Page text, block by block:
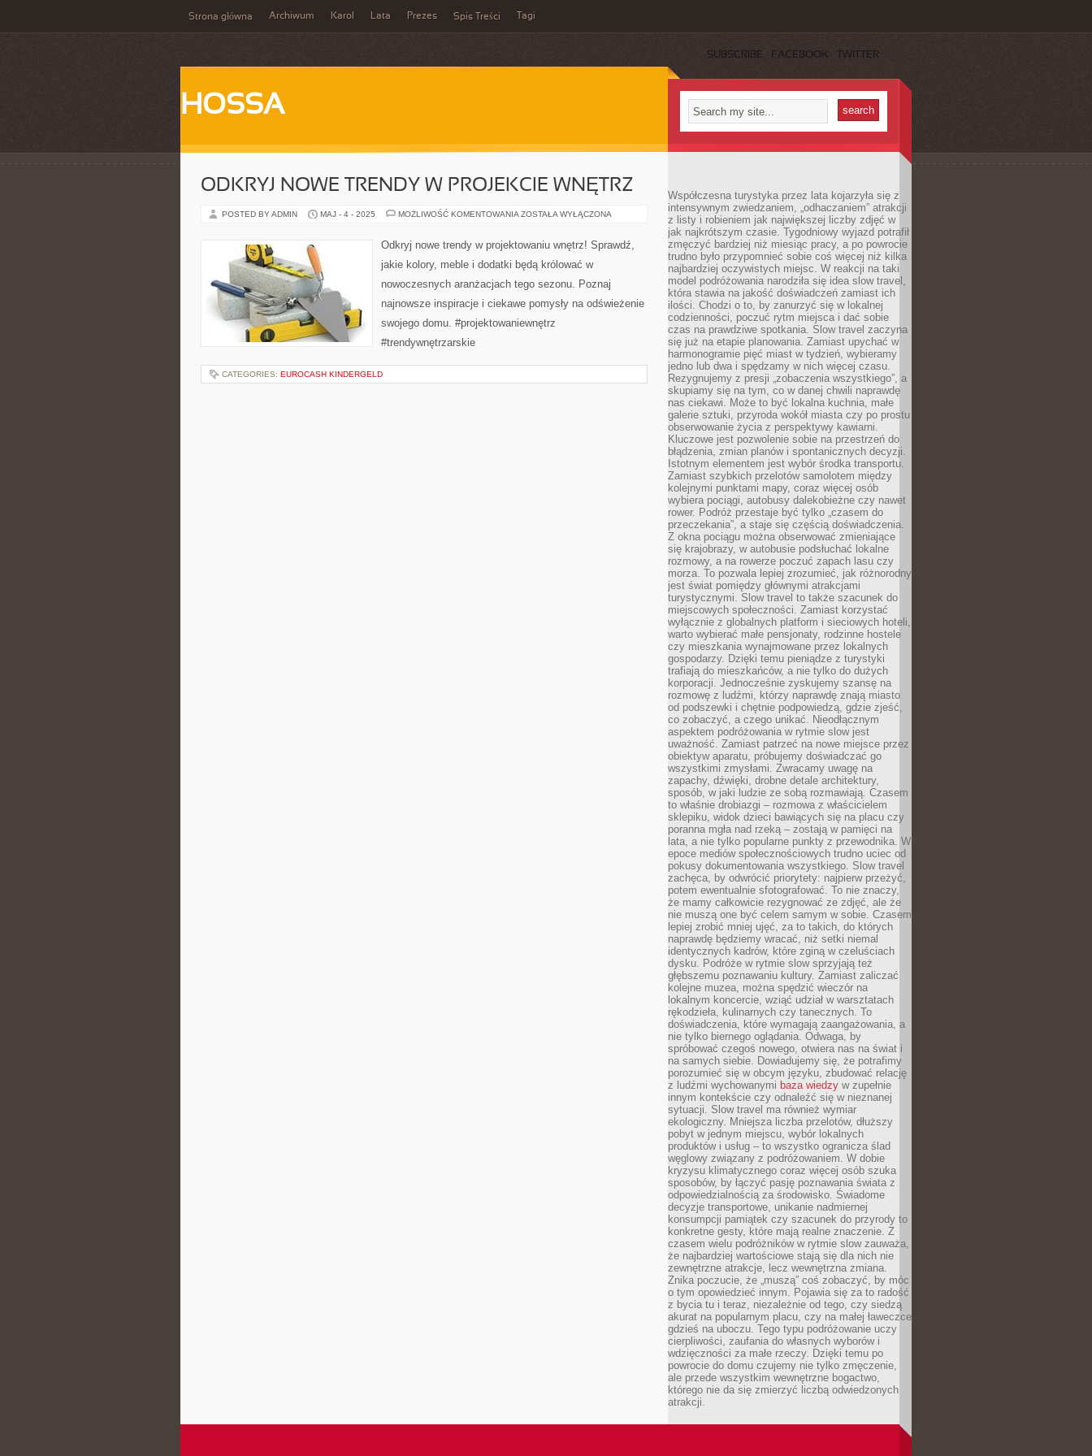
Strona główna Archiwum Karol Lata Prezes Spis Treści Tagi
SUBSCRIBE FACEBOOK TWITTER
HOSSA
ODKRYJ NOWE TRENDY W PROJEKCIE WNĘTRZ
POSTED BY ADMIN MAJ - 4 - 2025 MOŻLIWOŚĆ KOMENTOWANIA ODKRYJ
PROJEKCIE
ZOSTAŁA WYŁĄCZONA
Odkryj nowe trendy w projektowaniu wnętrz! Sprawdź,
jakie kolory, meble i dodatki będą królować w
nowoczesnych aranżacjach tego sezonu. Poznaj
najnowsze inspiracje i ciekawe pomysły na odświeżenie
swojego domu. #projektowaniewnętrz
#trendywnętrzarskie
CATEGORIES: EUROCASH KINDERGELD
Współczesna turystyka przez lata kojarzyła się z
intensywnym zwiedzaniem, „odhaczaniem” atrakcji
z listy i robieniem jak największej liczby zdjęć w
jak najkrótszym czasie. Tygodniowy wyjazd potrafił
zmęczyć bardziej niż miesiąc pracy, a po powrocie
trudno było przypomnieć sobie coś więcej niż kilka
najbardziej oczywistych miejsc. W reakcji na taki
model podróżowania narodziła się idea slow travel,
która stawia na jakość doświadczeń zamiast ich
ilości. Chodzi o to, by zanurzyć się w lokalnej
codzienności, poczuć rytm miejsca i dać sobie
czas na prawdziwe spotkania. Slow travel zaczyna
się już na etapie planowania. Zamiast upychać w
harmonogramie pięć miast w tydzień, wybieramy
jedno lub dwa i spędzamy w nich więcej czasu.
Rezygnujemy z presji „zobaczenia wszystkiego”, a
skupiamy się na tym, co w danej chwili naprawdę
nas ciekawi. Może to być lokalna kuchnia, małe
galerie sztuki, przyroda wokół miasta czy po prostu
obserwowanie życia z perspektywy kawiarni.
Kluczowe jest pozwolenie sobie na przestrzeń do
błądzenia, zmian planów i spontanicznych decyzji.
Istotnym elementem jest wybór środka transportu.
Zamiast szybkich przelotów samolotem między
kolejnymi punktami mapy, coraz więcej osób
wybiera pociągi, autobusy dalekobieżne czy nawet
rower. Podróż przestaje być tylko „czasem do
przeczekania”, a staje się częścią doświadczenia.
Z okna pociągu można obserwować zmieniające
się krajobrazy, w autobusie podsłuchać lokalne
rozmowy, a na rowerze poczuć zapach lasu czy
morza. To pozwala lepiej zrozumieć, jak różnorodny
jest świat pomiędzy głównymi atrakcjami
turystycznymi. Slow travel to także szacunek do
miejscowych społeczności. Zamiast korzystać
wyłącznie z globalnych platform i sieciowych hoteli,
warto wybierać małe pensjonaty, rodzinne hostele
czy mieszkania wynajmowane przez lokalnych
gospodarzy. Dzięki temu pieniądze z turystyki
trafiają do mieszkańców, a nie tylko do dużych
korporacji. Jednocześnie zyskujemy szansę na
rozmowę z ludźmi, którzy naprawdę znają miasto
od podszewki i chętnie podpowiedzą, gdzie zjeść,
co zobaczyć, a czego unikać. Nieodłącznym
aspektem podróżowania w rytmie slow jest
uważność. Zamiast patrzeć na nowe miejsce przez
obiektyw aparatu, próbujemy doświadczać go
wszystkimi zmysłami. Zwracamy uwagę na
zapachy, dźwięki, drobne detale architektury,
sposób, w jaki ludzie ze sobą rozmawiają. Czasem
to właśnie drobiazgi – rozmowa z właścicielem
sklepiku, widok dzieci bawiących się na placu czy
poranna mgła nad rzeką – zostają w pamięci na
lata, a nie tylko popularne punkty z przewodnika. W
epoce mediów społecznościowych trudno uciec od
pokusy dokumentowania wszystkiego. Slow travel
zachęca, by odwrócić priorytety: najpierw przeżyć,
potem ewentualnie sfotografować. To nie znaczy,
że mamy całkowicie rezygnować ze zdjęć, ale że
nie muszą one być celem samym w sobie. Czasem
lepiej zrobić mniej ujęć, za to takich, do których
naprawdę będziemy wracać, niż setki niemal
identycznych kadrów, które zginą w czeluściach
dysku. Podróże w rytmie slow sprzyjają też
głębszemu poznawaniu kultury. Zamiast zaliczać
kolejne muzea, można spędzić wieczór na
lokalnym koncercie, wziąć udział w warsztatach
rękodzieła, kulinarnych czy tanecznych. To
doświadczenia, które wymagają zaangażowania, a
nie tylko biernego oglądania. Odwaga, by
spróbować czegoś nowego, otwiera nas na świat i
na samych siebie. Dowiadujemy się, że potrafimy
porozumieć się w obcym języku, zbudować relację
z ludźmi wychowanymi baza wiedzy w zupełnie
innym kontekście czy odnaleźć się w nieznanej
sytuacji. Slow travel ma również wymiar
ekologiczny. Mniejsza liczba przelotów, dłuższy
pobyt w jednym miejscu, wybór lokalnych
produktów i usług – to wszystko ogranicza ślad
węglowy związany z podróżowaniem. W dobie
kryzysu klimatycznego coraz więcej osób szuka
sposobów, by łączyć pasję poznawania świata z
odpowiedzialnością za środowisko. Świadome
decyzje transportowe, unikanie nadmiernej
konsumpcji pamiątek czy szacunek do przyrody to
konkretne gesty, które mają realne znaczenie. Z
czasem wielu podróżników w rytmie slow zauważa,
że najbardziej wartościowe stają się dla nich nie
zewnętrzne atrakcje, lecz wewnętrzna zmiana.
Znika poczucie, że „muszą” coś zobaczyć, by móc
o tym opowiedzieć innym. Pojawia się za to radość
z bycia tu i teraz, niezależnie od tego, czy siedzą
akurat na popularnym placu, czy na małej ławeczce
gdzieś na uboczu. Tego typu podróżowanie uczy
cierpliwości, zaufania do własnych wyborów i
wdzięczności za małe rzeczy. Dzięki temu po
powrocie do domu czujemy nie tylko zmęczenie,
ale przede wszystkim wewnętrzne bogactwo,
którego nie da się zmierzyć liczbą odwiedzonych
atrakcji.